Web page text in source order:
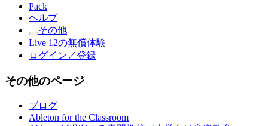
Pack
ヘルプ
その他
Live 12の無償体験
ログイン／登録
その他のページ
ブログ
Ableton for the Classroom